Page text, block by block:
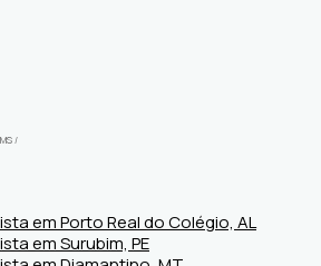
/
em Porto Real do Colégio, AL
em Surubim, PE